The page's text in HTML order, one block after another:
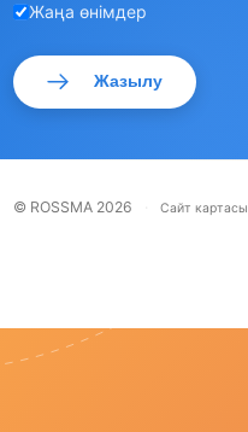
Жаңа өнімдер
Жазылу
© ROSSMA 2026 Сайт картасы